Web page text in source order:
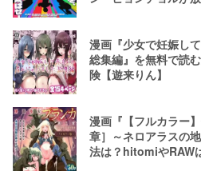
漫画『少女で妊娠し
総集編』を無料で読
険【遊来りん】
漫画『【フルカラー
章］～ネロアラスの
法は？hitomiやRAW